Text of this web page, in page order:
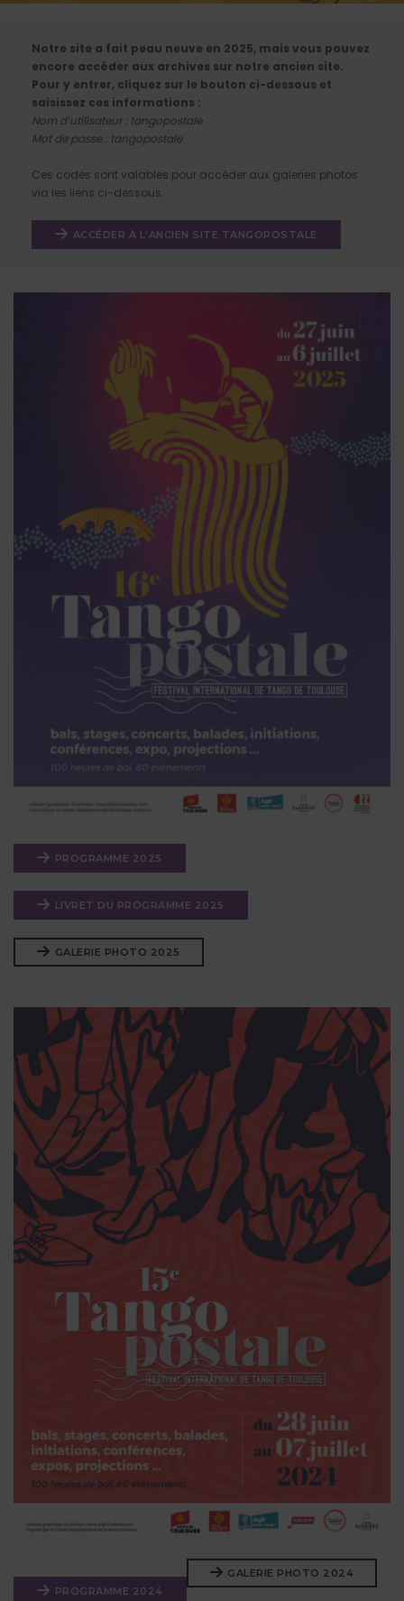
Notre site a fait peau neuve en 2025, mais vous pouvez
encore accéder aux archives sur notre ancien site.
Pour y entrer, cliquez sur le bouton ci-dessous et
saisissez ces informations :
Nom d’utilisateur : tangopostale
Mot de passe : tangopostale
Ces codes sont valables pour accéder aux galeries photos
via les liens ci-dessous.
ACCÉDER À L'ANCIEN SITE TANGOPOSTALE
PROGRAMME 2025
LIVRET DU PROGRAMME 2025
GALERIE PHOTO 2025
PROGRAMME 2024
GALERIE PHOTO 2024